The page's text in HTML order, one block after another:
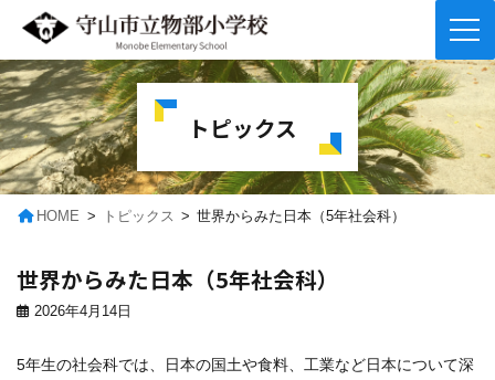
コ
ン
テ
ン
ツ
へ
ス
ナ
ビ
ゲ
ー
シ
ョ
ン
トピックス
HOME トピックス 世界からみた日本（5年社会科）
世界からみた日本（5年社会科）
2026年4月14日
5年生の社会科では、日本の国土や食料、工業など日本について深